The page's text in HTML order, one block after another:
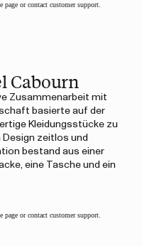
page or contact customer support.
Cabourn
Zusammenarbeit mit
basierte auf der
Kleidungsstücke zu
zeitlos und
bestand aus einer
eine Tasche und ein
page or contact customer support.